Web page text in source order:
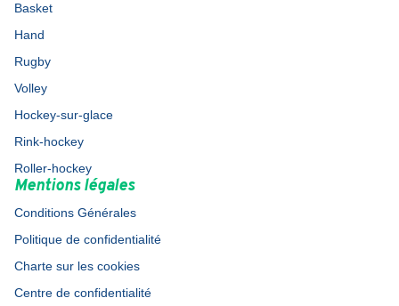
Basket
Hand
Rugby
Volley
Hockey-sur-glace
Rink-hockey
Roller-hockey
Mentions légales
Conditions Générales
Politique de confidentialité
Charte sur les cookies
Centre de confidentialité